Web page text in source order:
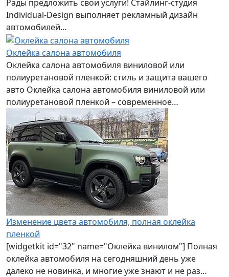
Рады предложить свои услуги! Стайлинг-студия
Individual-Design выполняет рекламный дизайн
автомобилей…
Оклейка салона автомобиля
Оклейка салона автомобиля виниловой или
полиуретановой пленкой: стиль и защита вашего
авто Оклейка салона автомобиля виниловой или
полиуретановой пленкой – современное…
Изменение цвета автомобиля, полная оклейка
пленкой
[widgetkit id="32" name="Оклейка винилом"] Полная
оклейка автомобиля на сегодняшний день уже
далеко не новинка, и многие уже знают и не раз…